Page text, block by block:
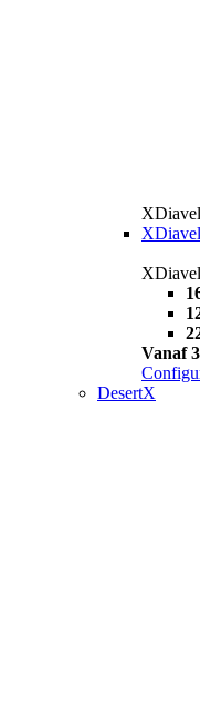
XDiavel
Vanaf
DesertX